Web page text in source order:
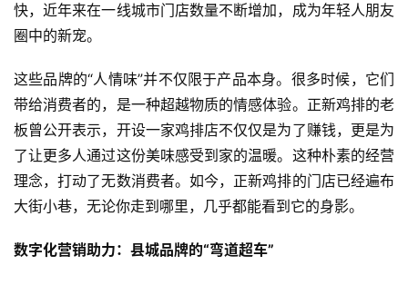
快，近年来在一线城市门店数量不断增加，成为年轻人朋友
圈中的新宠。
这些品牌的“人情味”并不仅限于产品本身。很多时候，它们
带给消费者的，是一种超越物质的情感体验。正新鸡排的老
板曾公开表示，开设一家鸡排店不仅仅是为了赚钱，更是为
了让更多人通过这份美味感受到家的温暖。这种朴素的经营
理念，打动了无数消费者。如今，正新鸡排的门店已经遍布
大街小巷，无论你走到哪里，几乎都能看到它的身影。
数字化营销助力：县城品牌的“弯道超车”